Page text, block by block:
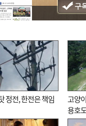
정전, 한전은 책임
고양
용호